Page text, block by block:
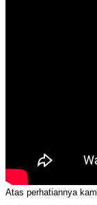
Atas perhatiannya